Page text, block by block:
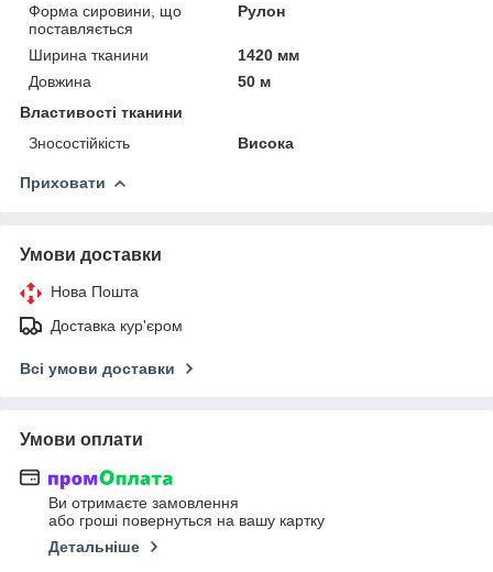
Форма сировини, що
поставляється
Рулон
Ширина тканини
1420 мм
Довжина
50 м
Властивості тканини
Зносостійкість
Висока
Приховати
Умови доставки
Нова Пошта
Доставка кур'єром
Всі умови доставки
Умови оплати
Ви отримаєте замовлення
або гроші повернуться на вашу картку
Детальніше